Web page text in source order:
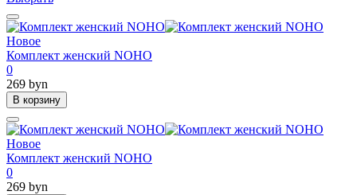
Новое
Комплект женский NOHO
0
269 byn
В корзину
Новое
Комплект женский NOHO
0
269 byn